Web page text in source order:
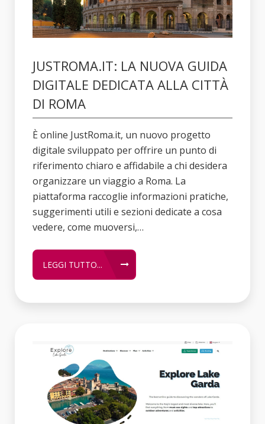
JUSTROMA.IT: LA NUOVA GUIDA
DIGITALE DEDICATA ALLA CITTÀ
DI ROMA
È online JustRoma.it, un nuovo progetto
digitale sviluppato per offrire un punto di
riferimento chiaro e affidabile a chi desidera
organizzare un viaggio a Roma. La
piattaforma raccoglie informazioni pratiche,
suggerimenti utili e sezioni dedicate a cosa
vedere, come muoversi,…
LEGGI TUTTO...